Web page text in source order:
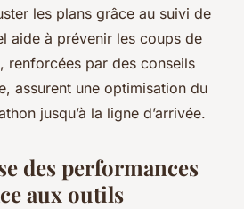
les plans grâce au suivi de
aide à prévenir les coups de
renforcées par des conseils
assurent une optimisation du
jusqu’à la ligne d’arrivée.
des performances
aux outils